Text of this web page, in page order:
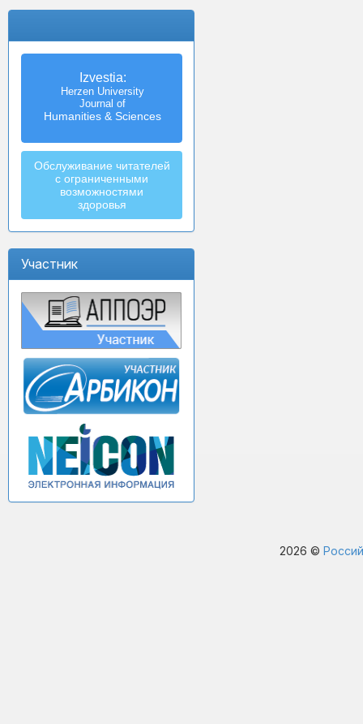
Izvestia:
Herzen University
Journal of
Humanities & Sciences
Обслуживание читателей
с ограниченными
возможностями
здоровья
Участник
2026 ©